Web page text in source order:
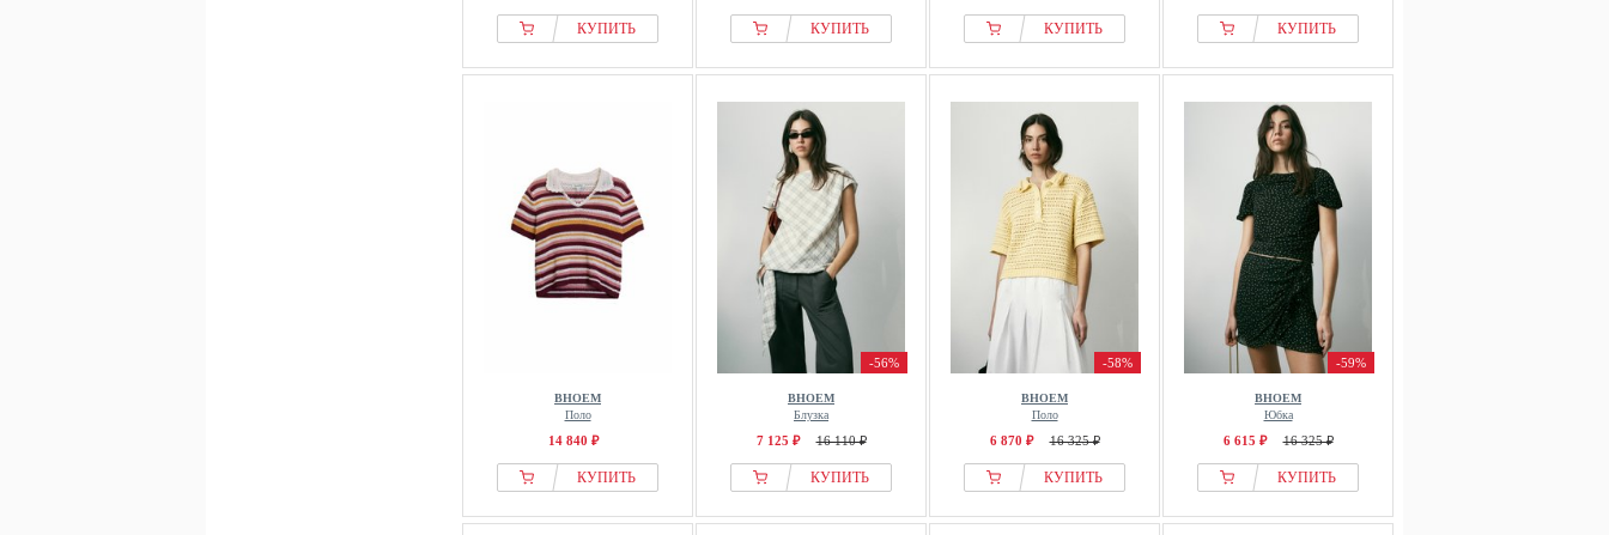
КУПИТЬ КУПИТЬ КУПИТЬ КУПИТЬ
BHOEM
Поло
14 840 ₽
КУПИТЬ
-56%
BHOEM
Блузка
7 125 ₽ 16 110 ₽
КУПИТЬ
-58%
BHOEM
Поло
6 870 ₽ 16 325 ₽
КУПИТЬ
-59%
BHOEM
Юбка
6 615 ₽ 16 325 ₽
КУПИТЬ